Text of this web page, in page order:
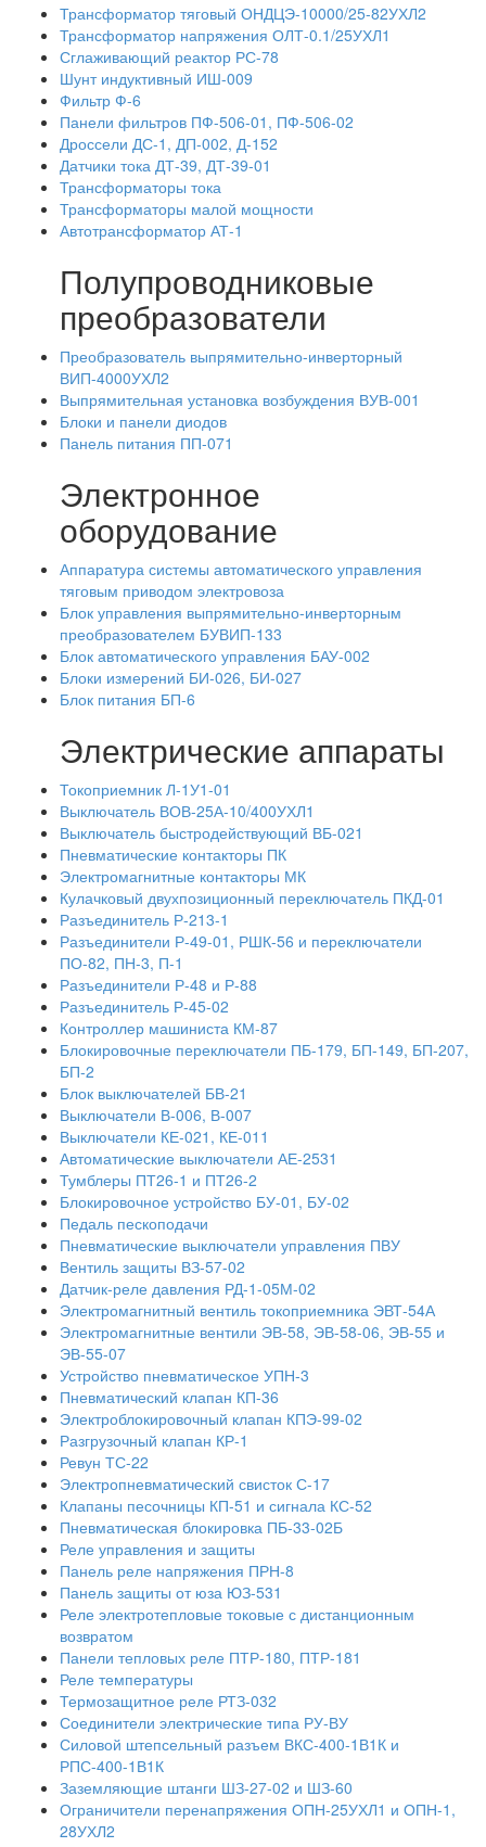
Трансформатор тяговый ОНДЦЭ-10000/25-82УХЛ2
Трансформатор напряжения ОЛТ-0.1/25УХЛ1
Сглаживающий реактор РС-78
Шунт индуктивный ИШ-009
Фильтр Ф-6
Панели фильтров ПФ-506-01, ПФ-506-02
Дроссели ДС-1, ДП-002, Д-152
Датчики тока ДТ-39, ДТ-39-01
Трансформаторы тока
Трансформаторы малой мощности
Автотрансформатор АТ-1
Полупроводниковые
преобразователи
Преобразователь выпрямительно-инверторный
ВИП-4000УХЛ2
Выпрямительная установка возбуждения ВУВ-001
Блоки и панели диодов
Панель питания ПП-071
Электронное
оборудование
Аппаратура системы автоматического управления
тяговым приводом электровоза
Блок управления выпрямительно-инверторным
преобразователем БУВИП-133
Блок автоматического управления БАУ-002
Блоки измерений БИ-026, БИ-027
Блок питания БП-6
Электрические аппараты
Токоприемник Л-1У1-01
Выключатель ВОВ-25А-10/400УХЛ1
Выключатель быстродействующий ВБ-021
Пневматические контакторы ПК
Электромагнитные контакторы МК
Кулачковый двухпозиционный переключатель ПКД-01
Разъединитель Р-213-1
Разъединители Р-49-01, РШК-56 и переключатели
ПО-82, ПН-3, П-1
Разъединители Р-48 и Р-88
Разъединитель Р-45-02
Контроллер машиниста КМ-87
Блокировочные переключатели ПБ-179, БП-149, БП-207,
БП-2
Блок выключателей БВ-21
Выключатели В-006, В-007
Выключатели КЕ-021, КЕ-011
Автоматические выключатели АЕ-2531
Тумблеры ПТ26-1 и ПТ26-2
Блокировочное устройство БУ-01, БУ-02
Педаль пескоподачи
Пневматические выключатели управления ПВУ
Вентиль защиты ВЗ-57-02
Датчик-реле давления РД-1-05М-02
Электромагнитный вентиль токоприемника ЭВТ-54А
Электромагнитные вентили ЭВ-58, ЭВ-58-06, ЭВ-55 и
ЭВ-55-07
Устройство пневматическое УПН-3
Пневматический клапан КП-36
Электроблокировочный клапан КПЭ-99-02
Разгрузочный клапан КР-1
Ревун ТС-22
Электропневматический свисток С-17
Клапаны песочницы КП-51 и сигнала КС-52
Пневматическая блокировка ПБ-33-02Б
Реле управления и защиты
Панель реле напряжения ПРН-8
Панель защиты от юза ЮЗ-531
Реле электротепловые токовые с дистанционным
возвратом
Панели тепловых реле ПТР-180, ПТР-181
Реле температуры
Термозащитное реле РТЗ-032
Соединители электрические типа РУ-ВУ
Силовой штепсельный разъем ВКС-400-1В1К и
РПС-400-1В1К
Заземляющие штанги ШЗ-27-02 и ШЗ-60
Ограничители перенапряжения ОПН-25УХЛ1 и ОПН-1,
28УХЛ2